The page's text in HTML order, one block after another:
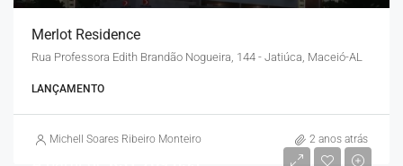
Merlot Residence
Rua Professora Edith Brandão Nogueira, 144 - Jatiúca, Maceió-AL
LANÇAMENTO
Michell Soares Ribeiro Monteiro 2 anos atrás